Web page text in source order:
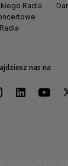
nas na
Radia